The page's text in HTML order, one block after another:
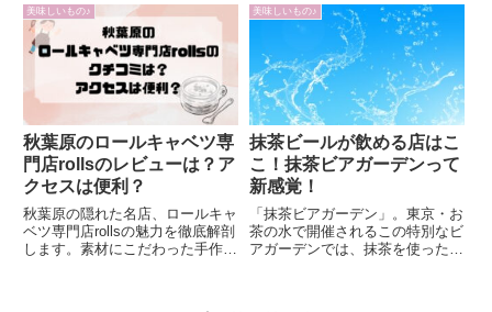
『むすび寿司』が東京に初進出す
るというニュースをお届けしま
す。5月24日（金）にオープンす
る『むすび寿司 人形町店』の魅
カロリーですよね。公式サイトの
PDFではちょっと見にくかったの
で、ここでまとめてみました。焼
きチーズケーキシューのカロリ...
美味しいもの♪
秋葉原のロールキャベツ専
門店rollsのレビューは？ア
クセスは便利？
秋葉原の隠れた名店、ロールキャ
ベツ専門店rollsの魅力を徹底解剖
します。素材にこだわった手作り
美味しいもの♪
抹茶ビールが飲める店はこ
こ！抹茶ビアガーデンって
新感覚！
「抹茶ビアガーデン」。東京・お
茶の水で開催されるこの特別なビ
アガーデンでは、抹茶を使ったビ